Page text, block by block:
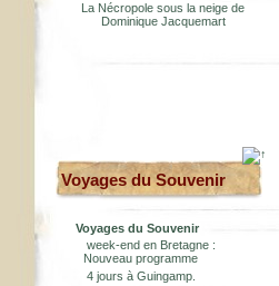
La Nécropole sous la neige de
Dominique Jacquemart
Voyages du Souvenir
Voyages du Souvenir
week-end en Bretagne :
Nouveau programme
4 jours à Guingamp.